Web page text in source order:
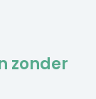
zonder